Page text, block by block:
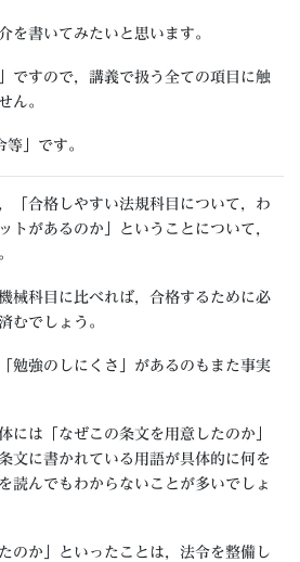
を書いてみたいと思います。
ですので，講義で扱う全ての項目に触
ん。
」です。
「合格しやすい法規科目について，わ
トがあるのか」ということについて，
械科目に比べれば，合格するために必
むでしょう。
勉強のしにくさ」があるのもまた事実
には「なぜこの条文を用意したのか」
文に書かれている用語が具体的に何を
読んでもわからないことが多いでしょ
のか」といったことは，法令を整備し